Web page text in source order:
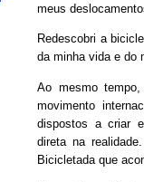
meus
Redescobri a
da minha vida e do
Ao mesmo
movimento
dispostos a criar
direta na
Bicicletada que